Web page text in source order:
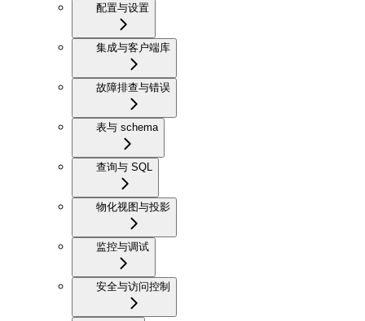
配置与设置
集成与客户端库
故障排查与错误
表与 schema
查询与 SQL
物化视图与投影
监控与调试
安全与访问控制